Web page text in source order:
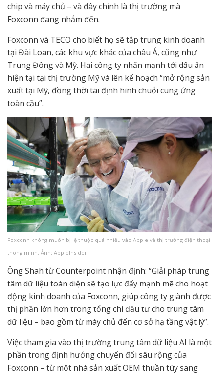
chip và máy chủ – và đây chính là thị trường mà
Foxconn đang nhắm đến.
Foxconn và TECO cho biết họ sẽ tập trung kinh doanh
tại Đài Loan, các khu vực khác của châu Á, cũng như
Trung Đông và Mỹ. Hai công ty nhấn mạnh tới dấu ấn
hiện tại tại thị trường Mỹ và lên kế hoạch “mở rộng sản
xuất tại Mỹ, đồng thời tái định hình chuỗi cung ứng
toàn cầu”.
Foxconn không muốn bị lệ thuộc quá nhiều vào Apple và thị trường điện thoại
thông minh. Ảnh: AppleInsider
Ông Shah từ Counterpoint nhận định: “Giải pháp trung
tâm dữ liệu toàn diện sẽ tạo lực đẩy mạnh mẽ cho hoạt
động kinh doanh của Foxconn, giúp công ty giành được
thị phần lớn hơn trong tổng chi đầu tư cho trung tâm
dữ liệu – bao gồm từ máy chủ đến cơ sở hạ tầng vật lý”.
Việc tham gia vào thị trường trung tâm dữ liệu AI là một
phần trong định hướng chuyển đổi sâu rộng của
Foxconn – từ một nhà sản xuất OEM thuần túy sang